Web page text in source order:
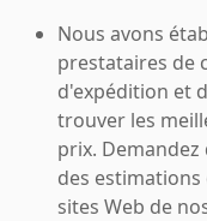
Nous avons
prestataires de
d'expédition et
trouver les
prix.
des
sites Web de